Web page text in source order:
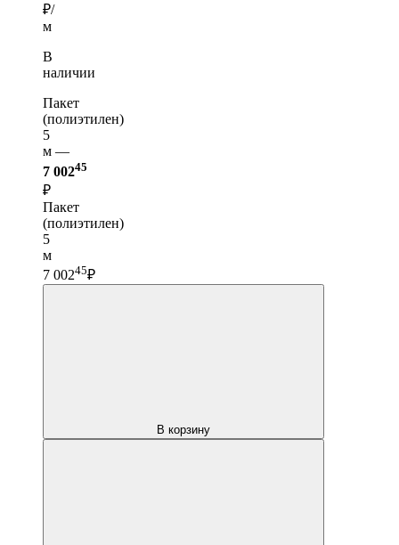
₽/
м
В
наличии
Пакет
(полиэтилен)
5
м —
7 00245
₽
Пакет
(полиэтилен)
5
м
7 00245₽
В корзину